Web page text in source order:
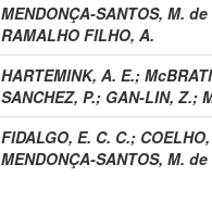
MENDONÇA-SANTOS, M. de
RAMALHO FILHO, A.
HARTEMINK, A. E.;
SANCHEZ, P.; GAN-LIN, Z.;
FIDALGO, E. C. C.;
MENDONÇA-SANTOS, M. de